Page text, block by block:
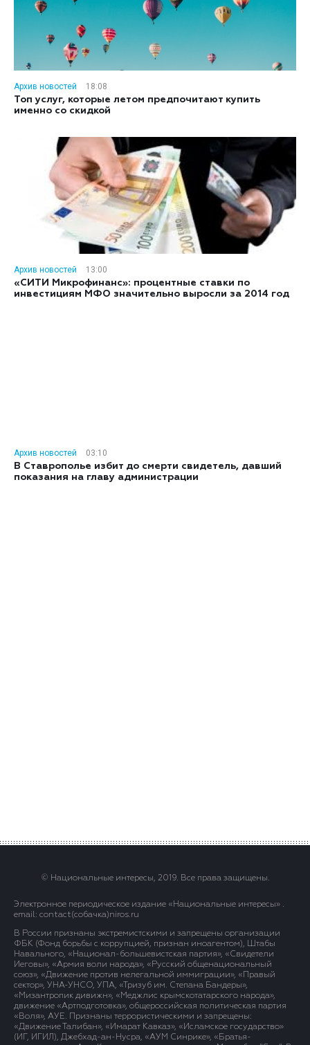
Архив новостей
18:08
Топ услуг, которые летом предпочитают купить
именно со скидкой
Архив новостей
13:00
«СИТИ Микрофинанс»: процентные ставки по
инвестициям МФО значительно выросли за 2014 год
Архив новостей
03:10
В Ставрополье избит до смерти свидетель, давший
показания на главу администрации
© Национальные интересы, 2019. Все права защищены.
Электронное периодическое издание «Национальные интересы» .
email: contact(сoбaчка)niros.ru
В России признаны экстремистскими и запрещены организации
ФБК (Фонд борьбы с коррупцией, признан иноагентом), Штабы
Навального, «Национал-большевистская партия», «Свидетели
Иеговы», «Армия воли народа», «Русский общенациональный
союз», «Движение против нелегальной иммиграции», «Правый
сектор», УНА-УНСО, УПА, «Тризуб им. Степана Бандеры»,
«Мизантропик дивижн», «Меджлис крымскотатарского народа»,
движение «Артподготовка», общероссийская политическая партия
«Воля», АУЕ. Признаны террористическими и запрещены:
«Движение Талибан», «Имарат Кавказ», «Исламское государство»
(ИГ, ИГИЛ), Джебхад-ан-Нусра, «АУМ Синрике», «Братья-